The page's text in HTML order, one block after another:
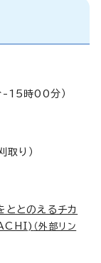
-15時00分）
取り）
ととのえるチカ
（外部リン